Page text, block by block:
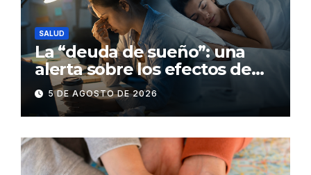
SALUD
La “deuda de sueño”: una
alerta sobre los efectos de
dormir mal en la salud física y
mental
5 DE AGOSTO DE 2026